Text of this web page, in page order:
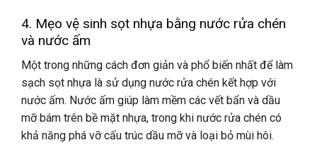
4. Mẹo vệ sinh sọt nhựa bằng nước rửa chén
và nước ấm
Một trong những cách đơn giản và phổ biến nhất để làm
sạch sọt nhựa là sử dụng nước rửa chén kết hợp với
nước ấm. Nước ấm giúp làm mềm các vết bẩn và dầu
mỡ bám trên bề mặt nhựa, trong khi nước rửa chén có
khả năng phá vỡ cấu trúc dầu mỡ và loại bỏ mùi hôi.